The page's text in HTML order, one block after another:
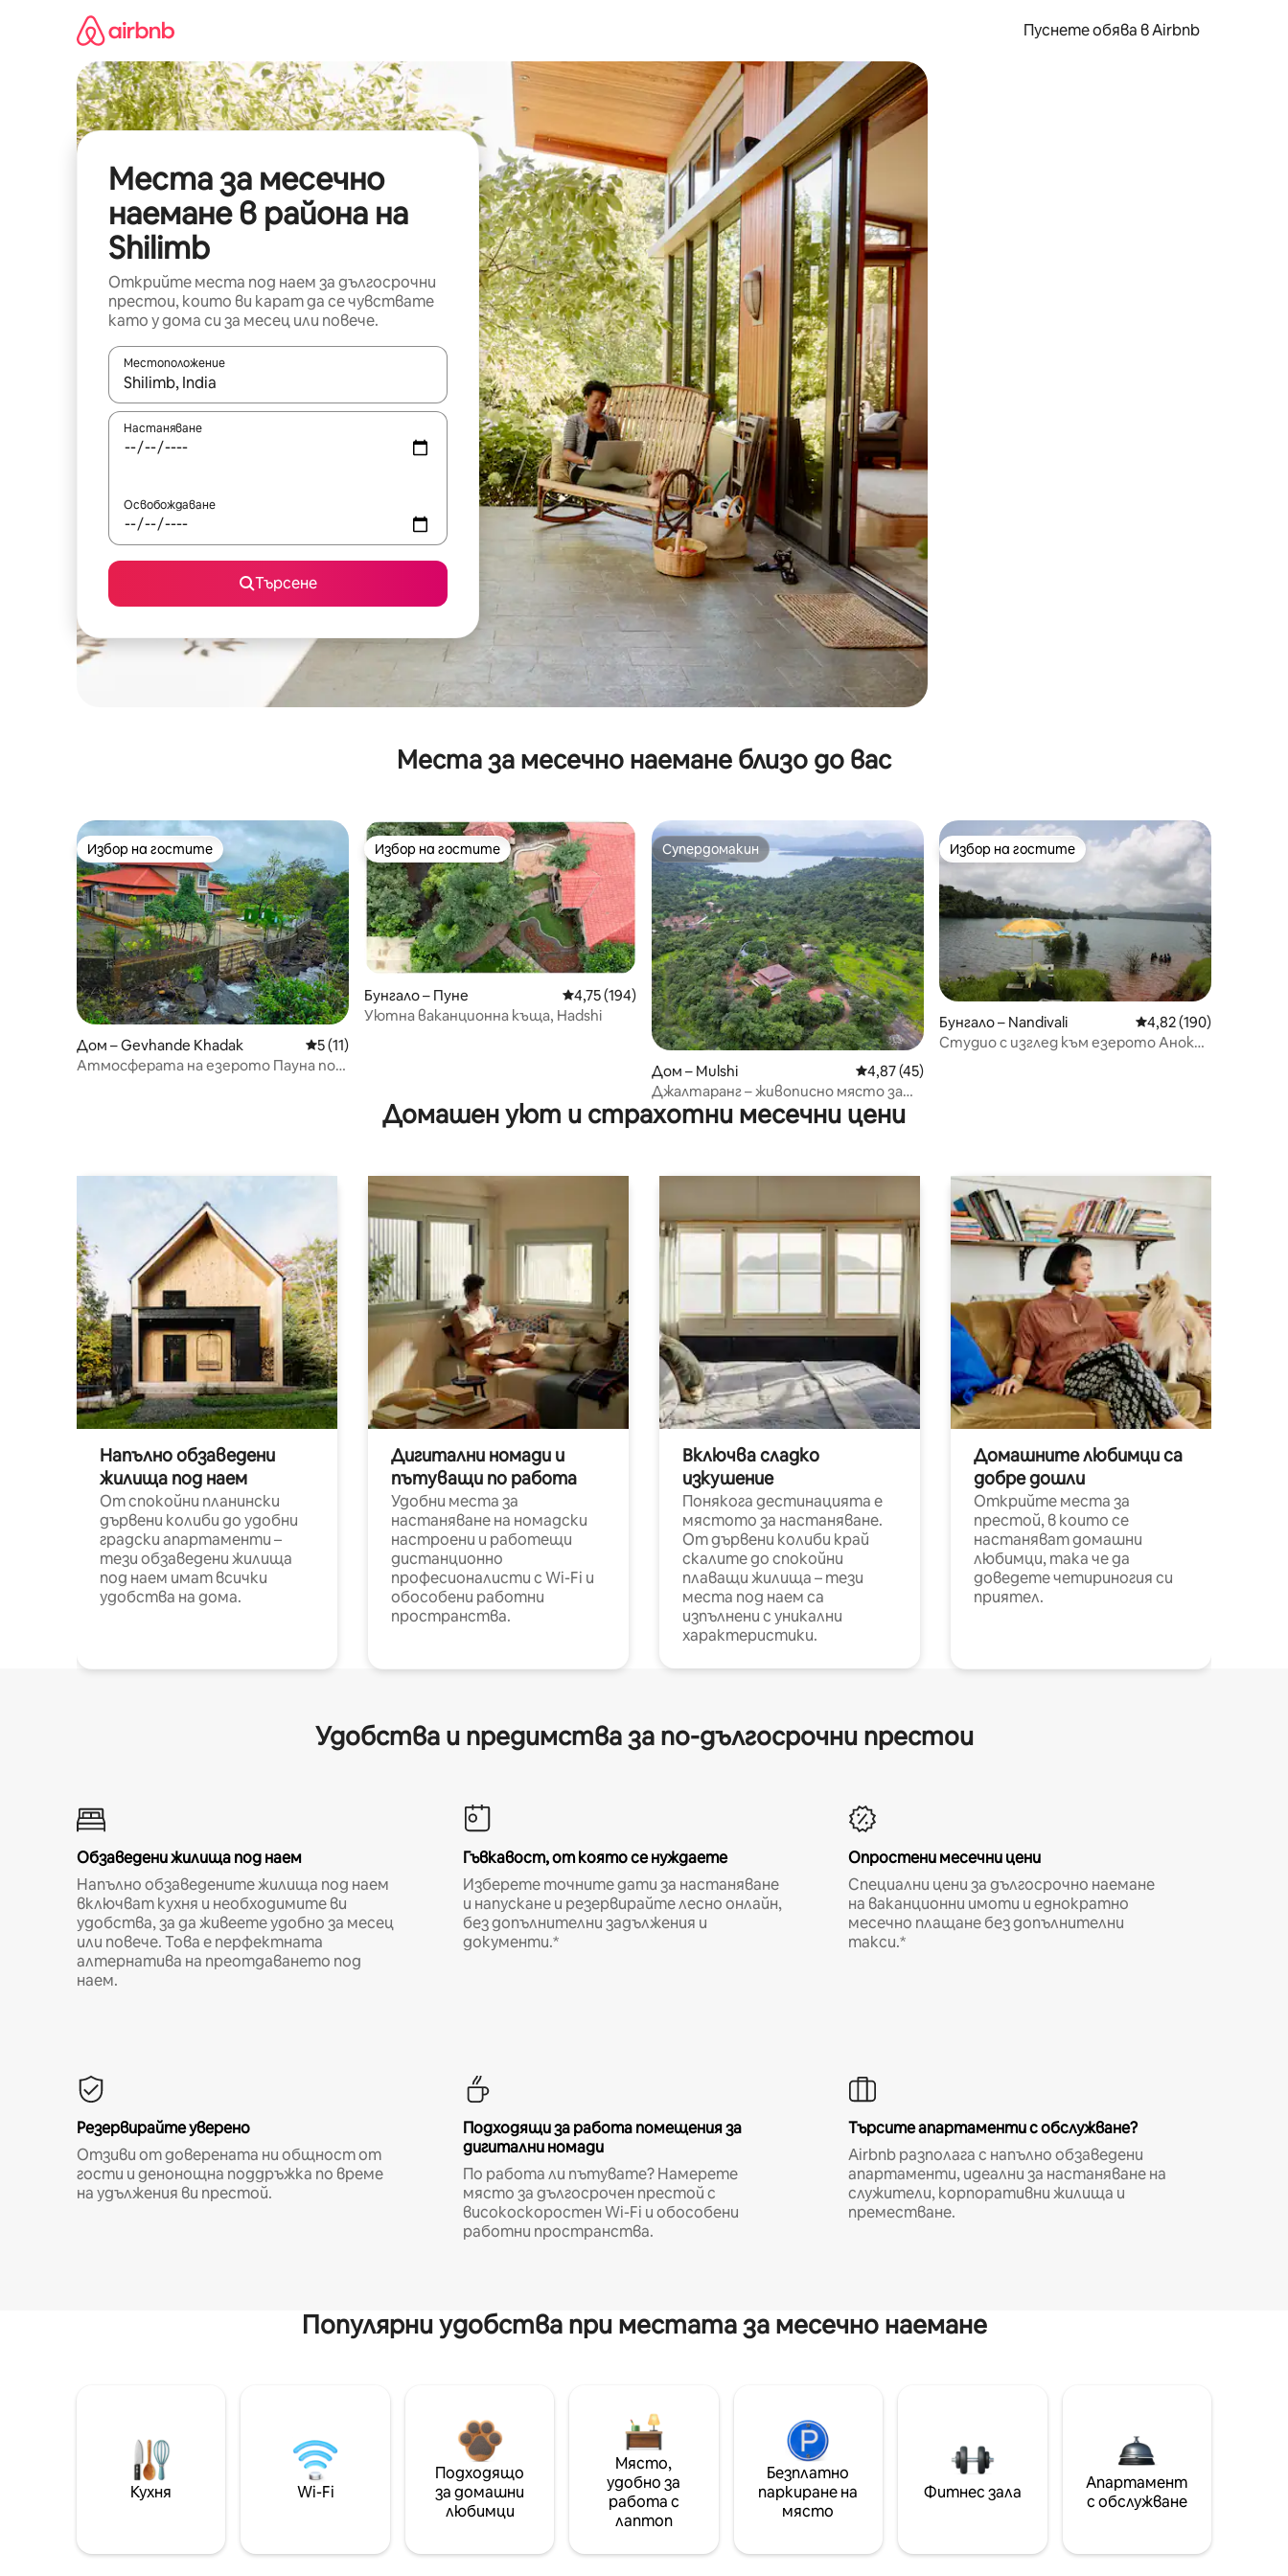
съдържанието
Пуснете обява в Airbnb
Места за месечно
наемане в района на
Shilimb
Открийте места под наем за дългосрочни
престои, които ви карат да се чувствате
като у дома си за месец или повече.
Местоположение
Когато резултатите се покажат, използвайте клавишите със стрелки нагоре и надолу или навигирайте с докосване или плъзгане.
Настаняване
Освобождаване
Търсене
Места за месечно наемане близо до вас
Избор на гостите
Избор на гостите
Дом – Gevhande Khadak Средна оценка: 5 от 5, 11 отзива
5 (11)
Атмосферата на езерото Пауна по
Избор на гостите
Избор на гостите
Бунгало – Пуне Средна оценка: 4,75 от 5, 194 отзива
4,75 (194)
Уютна ваканционна къща, Hadshi
Супердомакин
Супердомакин
Дом – Mulshi Средна оценка: 4,87 от 5, 45 отзива
4,87 (45)
Джалтаранг – живописно място за
почивка – Мулши
Избор на гостите
Избор на гостите
Бунгало – Nandivali Средна оценка: 4,82
4,82 (190)
Студио с изглед към езерото Анокха
Домашен уют и страхотни месечни цени
Напълно обзаведени
жилища под наем
От спокойни планински
дървени колиби до удобни
градски апартаменти –
тези обзаведени жилища
под наем имат всички
удобства на дома.
Дигитални номади и
пътуващи по работа
Удобни места за
настаняване на номадски
настроени и работещи
дистанционно
професионалисти с Wi-Fi и
обособени работни
пространства.
Включва сладко
изкушение
Понякога дестинацията е
мястото за настаняване.
От дървени колиби край
скалите до спокойни
плаващи жилища – тези
места под наем са
изпълнени с уникални
характеристики.
Домашните любимци са
добре дошли
Открийте места за
престой, в които се
настаняват домашни
любимци, така че да
доведете четириногия си
приятел.
Удобства и предимства за по-дългосрочни престои
Обзаведени жилища под наем
Напълно обзаведените жилища под наем
включват кухня и необходимите ви
удобства, за да живеете удобно за месец
или повече. Това е перфектната
алтернатива на преотдаването под
наем.
Гъвкавост, от която се нуждаете
Изберете точните дати за настаняване
и напускане и резервирайте лесно онлайн,
без допълнителни задължения и
документи.*
Опростени месечни цени
Специални цени за дългосрочно наемане
на ваканционни имоти и еднократно
месечно плащане без допълнителни
такси.*
Резервирайте уверено
Отзиви от доверената ни общност от
гости и денонощна поддръжка по време
на удължения ви престой.
Подходящи за работа помещения за
дигитални номади
По работа ли пътувате? Намерете
място за дългосрочен престой с
високоскоростен Wi-Fi и обособени
работни пространства.
Търсите апартаменти с обслужване?
Airbnb разполага с напълно обзаведени
апартаменти, идеални за настаняване на
служители, корпоративни жилища и
преместване.
Популярни удобства при местата за месечно наемане
Кухня Wi-Fi
Подходящо
за домашни
любимци
Място,
удобно за
работа с
лаптоп
Безплатно
паркиране на
място
Фитнес зала
Апартамент
с обслужване